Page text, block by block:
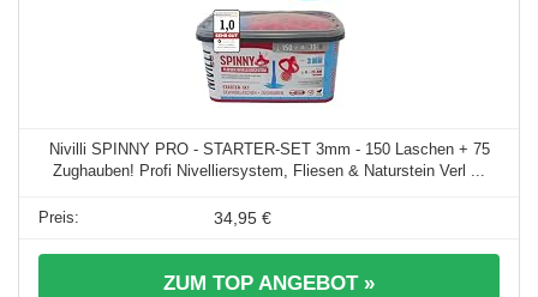
Nivilli SPINNY PRO - STARTER-SET 3mm - 150 Laschen + 75
Zughauben! Profi Nivelliersystem, Fliesen & Naturstein Verl ...
34,95 €
ZUM TOP ANGEBOT »